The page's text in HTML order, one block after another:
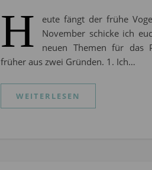
H
eute fängt der frühe
November schicke ich
neuen Themen für das
früher aus zwei Gründen. 1. Ich…
WEITERLESEN